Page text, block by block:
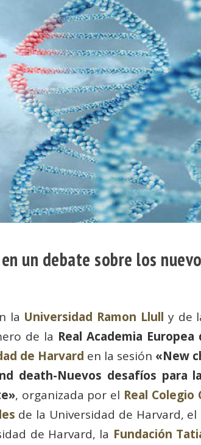
un debate sobre los
la Universidad Ramon Llull y de
de la Real Academia
de Harvard en la sesión «New
death-Nuevos desafíos para
, organizada por el Real
de la Universidad de Harvard, el
de Harvard, la Fundación